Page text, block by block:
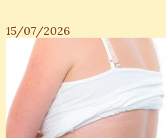
15/07/2026